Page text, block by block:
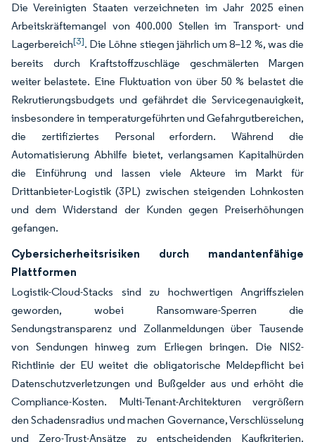
Die Vereinigten Staaten verzeichneten im Jahr 2025 einen
Arbeitskräftemangel von 400.000 Stellen im Transport- und
Lagerbereich[3]. Die Löhne stiegen jährlich um 8–12 %, was die
bereits durch Kraftstoffzuschläge geschmälerten Margen
weiter belastete. Eine Fluktuation von über 50 % belastet die
Rekrutierungsbudgets und gefährdet die Servicegenauigkeit,
insbesondere in temperaturgeführten und Gefahrgutbereichen,
die zertifiziertes Personal erfordern. Während die
Automatisierung Abhilfe bietet, verlangsamen Kapitalhürden
die Einführung und lassen viele Akteure im Markt für
Drittanbieter-Logistik (3PL) zwischen steigenden Lohnkosten
und dem Widerstand der Kunden gegen Preiserhöhungen
gefangen.
Cybersicherheitsrisiken durch mandantenfähige
Plattformen
Logistik-Cloud-Stacks sind zu hochwertigen Angriffszielen
geworden, wobei Ransomware-Sperren die
Sendungstransparenz und Zollanmeldungen über Tausende
von Sendungen hinweg zum Erliegen bringen. Die NIS2-
Richtlinie der EU weitet die obligatorische Meldepflicht bei
Datenschutzverletzungen und Bußgelder aus und erhöht die
Compliance-Kosten. Multi-Tenant-Architekturen vergrößern
den Schadensradius und machen Governance, Verschlüsselung
und Zero-Trust-Ansätze zu entscheidenden Kaufkriterien.